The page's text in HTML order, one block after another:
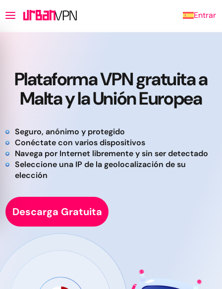
Entrar
Plataforma VPN gratuita a
Malta y la Unión Europea
Seguro, anónimo y protegido
Conéctate con varios dispositivos
Navega por Internet libremente y sin ser detectado
Seleccione una IP de la geolocalización de su
elección
Descarga Gratuita